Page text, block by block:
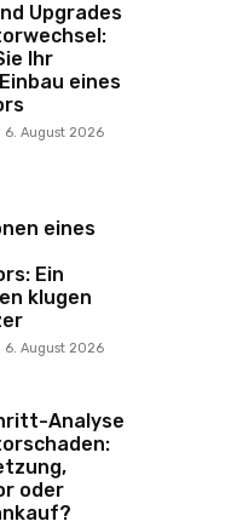
Upgrades
Ihr
eines
6. August 2026
eines
Ein
klugen
6. August 2026
Analyse
oder